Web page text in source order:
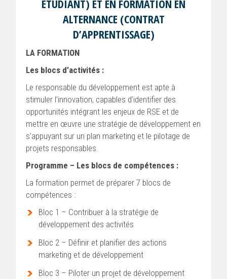
ÉTUDIANT) ET EN FORMATION EN
ALTERNANCE (CONTRAT
D’APPRENTISSAGE)
LA FORMATION
Les blocs d’activités :
Le responsable du développement est apte à
stimuler l’innovation, capables d’identifier des
opportunités intégrant les enjeux de RSE et de
mettre en œuvre une stratégie de développement en
s’appuyant sur un plan marketing et le pilotage de
projets responsables.
Programme – Les blocs de compétences :
La formation permet de préparer 7 blocs de
compétences :
Bloc 1 – Contribuer à la stratégie de
développement des activités
Bloc 2 – Définir et planifier des actions
marketing et de développement
Bloc 3 – Piloter un projet de développement